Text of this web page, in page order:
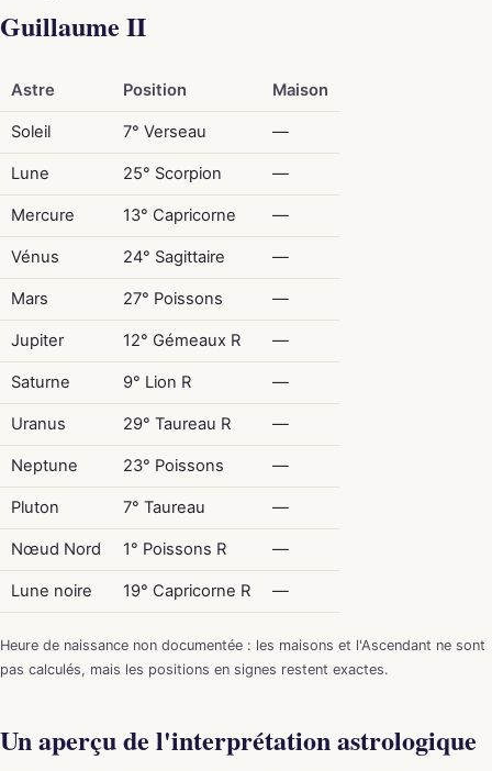
Guillaume II
Astre Position Maison
Soleil 7° Verseau —
Lune 25° Scorpion —
Mercure 13° Capricorne —
Vénus 24° Sagittaire —
Mars 27° Poissons —
Jupiter 12° Gémeaux R —
Saturne 9° Lion R —
Uranus 29° Taureau R —
Neptune 23° Poissons —
Pluton 7° Taureau —
Nœud Nord 1° Poissons R —
Lune noire 19° Capricorne R —
Heure de naissance non documentée : les maisons et l'Ascendant ne sont
pas calculés, mais les positions en signes restent exactes.
Un aperçu de l'interprétation astrologique